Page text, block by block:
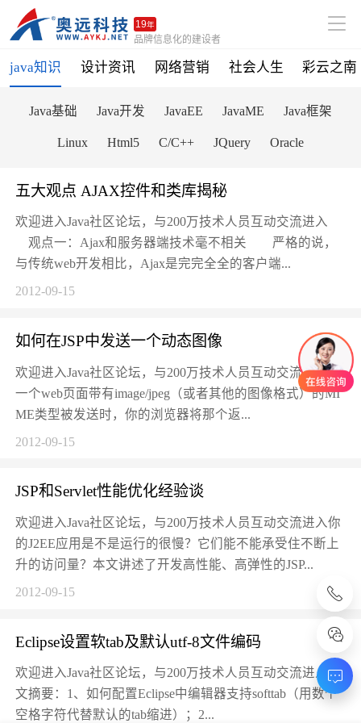
19年
品牌信息化的建设者
java知识 设计资讯 网络营销 社会人生 彩云之南
Java基础 Java开发 JavaEE JavaME Java框架
Linux Html5 C/C++ JQuery Oracle
五大观点 AJAX控件和类库揭秘
欢迎进入Java社区论坛，与200万技术人员互动交流进入
观点一：Ajax和服务器端技术毫不相关 严格的说，
与传统web开发相比，Ajax是完完全全的客户端...
2012-09-15
如何在JSP中发送一个动态图像
欢迎进入Java社区论坛，与200万技术人员互动交流进入当
一个web页面带有image/jpeg（或者其他的图像格式）的MI
ME类型被发送时，你的浏览器将那个返...
2012-09-15
JSP和Servlet性能优化经验谈
欢迎进入Java社区论坛，与200万技术人员互动交流进入你
的J2EE应用是不是运行的很慢？它们能不能承受住不断上
升的访问量？本文讲述了开发高性能、高弹性的JSP...
2012-09-15
Eclipse设置软tab及默认utf-8文件编码
欢迎进入Java社区论坛，与200万技术人员互动交流进入本
文摘要：1、如何配置Eclipse中编辑器支持softtab（用数个
空格字符代替默认的tab缩进）；2...